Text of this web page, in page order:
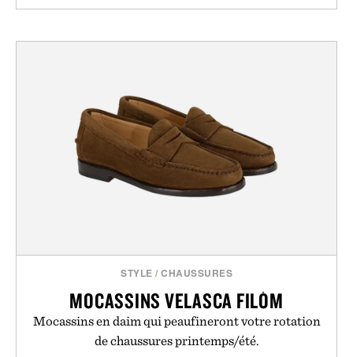
STYLE /CHAUSSURES
MOCASSINS VELASCA FILÒM
Mocassins en daim qui peaufineront votre rotation
de chaussures printemps/été.